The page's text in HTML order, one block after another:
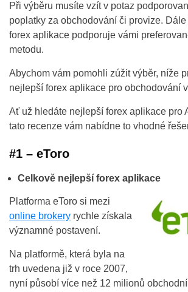
Při výběru musíte vzít v potaz
poplatky za obchodování či provize.
forex aplikace podporuje vámi
metodu.
Abychom vám pomohli zúžit výběr, níže
nejlepší forex aplikace pro obchodování
Ať už hledáte nejlepší forex aplikace pro
tato recenze vám nabídne to vhodné
#1 – eToro
Celkově nejlepší forex aplikace
Platforma eToro si mezi
online brokery rychle získala
významné postavení.
Na platformě, která byla na
trh uvedena již v roce 2007,
nyní působí více než 12 milionů